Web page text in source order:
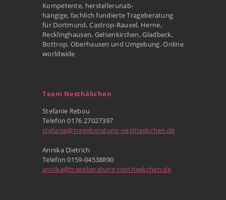
Kompetente, herstellerunab-
hängige, fachlich fundierte Trageberatung
für Dortmund, Castrop-Rauxel, Herne,
Recklinghausen, Gelsenkirchen, Gladbeck,
Bottrop, Oberhausen und Umgebung. Online
worldwide
Team Nesthäkchen
Stefanie Rebou
Telefon 0176 27027397
stefanie@trageberatung-nesthaekchen.de
Annika Dietrich
Telefon 0159-04538890
annika@trageberatung-nesthaekchen.de